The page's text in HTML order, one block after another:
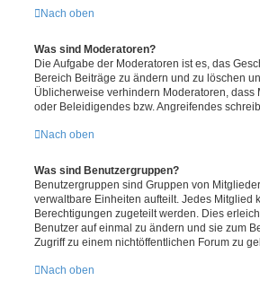
Nach oben
Was sind Moderatoren?
Die Aufgabe der Moderatoren ist es, das
Bereich Beiträge zu ändern und zu löschen
Üblicherweise verhindern Moderatoren, dass
oder Beleidigendes bzw. Angreifendes
Nach oben
Was sind Benutzergruppen?
Benutzergruppen sind Gruppen von
verwaltbare Einheiten aufteilt. Jedes
Berechtigungen zugeteilt werden. Dies
Benutzer auf einmal zu ändern und sie zum
Zugriff zu einem nichtöffentlichen Forum zu
Nach oben